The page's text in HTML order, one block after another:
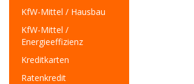
KfW-Mittel / Hausbau
KfW-Mittel /
Energieeffizienz
Kreditkarten
Ratenkredit